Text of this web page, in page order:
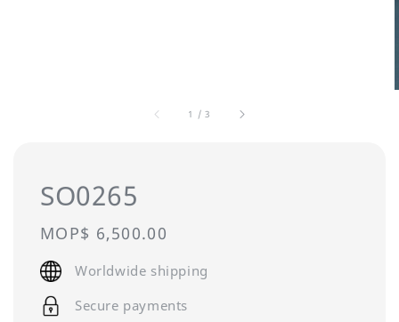
1 /3
SO0265
Regular
price
MOP$ 6,500.00
Worldwide shipping
Secure payments